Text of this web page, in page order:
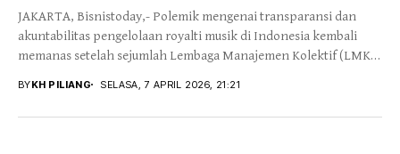
JAKARTA, Bisnistoday,- Polemik mengenai transparansi dan
akuntabilitas pengelolaan royalti musik di Indonesia kembali
memanas setelah sejumlah Lembaga Manajemen Kolektif (LMK)
BYKH PILIANG SELASA, 7 APRIL 2026, 21:21